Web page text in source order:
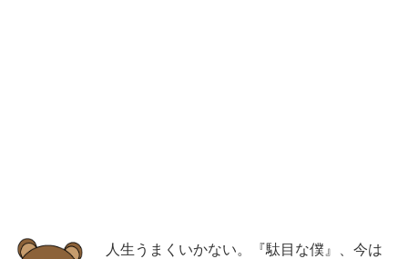
人生うまくいかない。『駄目な僕』、今は